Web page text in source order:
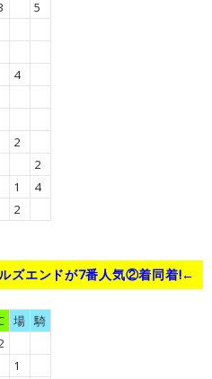
5
4
2
2
1
4
2
ズエンドが7番人気②着同着!←
場 騎
1